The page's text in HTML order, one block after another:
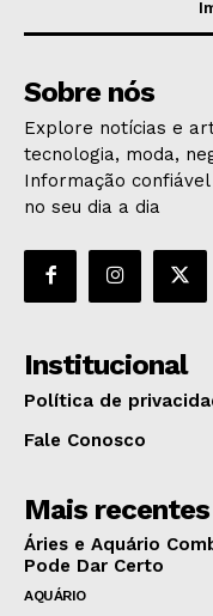
Sobre nós
Explore notícias e
tecnologia, moda,
Informação
no seu dia a dia
Institucional
Política de
Fale Conosco
Mais recentes
Áries e Aquário
Pode Dar Certo
AQUÁRIO